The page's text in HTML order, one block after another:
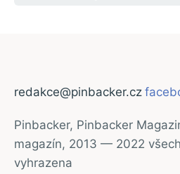
redakce@pinbacker.cz
Pinbacker, Pinbacker
magazín, 2013 — 2022
vyhrazena